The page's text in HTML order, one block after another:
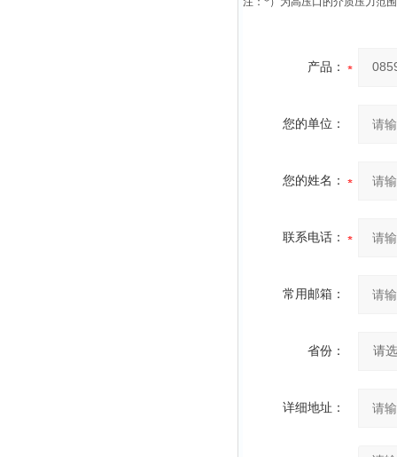
产品：
您的单位：
您的姓名：
联系电话：
常用邮箱：
省份：
详细地址：